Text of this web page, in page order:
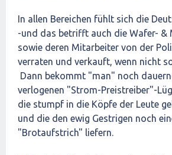
In allen Bereichen fühlt sich die
-und das betrifft auch die Wafer- &
sowie deren Mitarbeiter von der
verraten und verkauft, wenn nicht
Dann bekommt "man" noch
verlogenen "Strom-Preistreiber"-
die stumpf in die Köpfe der Leute
und die den ewig Gestrigen noch
"Brotaufstrich" liefern.